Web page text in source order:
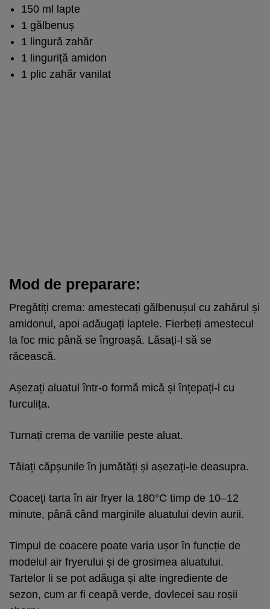
150 ml lapte
1 gălbenuș
1 lingură zahăr
1 linguriță amidon
1 plic zahăr vanilat
Mod de preparare:
Pregătiți crema: amestecați gălbenușul cu zahărul și
amidonul, apoi adăugați laptele. Fierbeți amestecul
la foc mic până se îngroașă. Lăsați-l să se
răcească.
Așezați aluatul într-o formă mică și înțepați-l cu
furculița.
Turnați crema de vanilie peste aluat.
Tăiați căpșunile în jumătăți și așezați-le deasupra.
Coaceți tarta în air fryer la 180°C timp de 10–12
minute, până când marginile aluatului devin aurii.
Timpul de coacere poate varia ușor în funcție de
modelul air fryerului și de grosimea aluatului.
Tartelor li se pot adăuga și alte ingrediente de
sezon, cum ar fi ceapă verde, dovlecei sau roșii